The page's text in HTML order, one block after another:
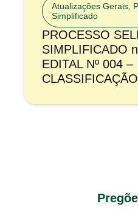
Atualizações Gerais
Simplificado
PROCESSO
SIMPLIFICADO
EDITAL Nº 004 –